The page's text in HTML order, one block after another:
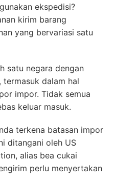
ekspedisi?
kirim barang
yang bervariasi satu
satu negara dengan
dalam hal
impor. Tidak semua
keluar masuk.
terkena batasan impor
ditangani oleh US
alias bea cukai
perlu menyertakan